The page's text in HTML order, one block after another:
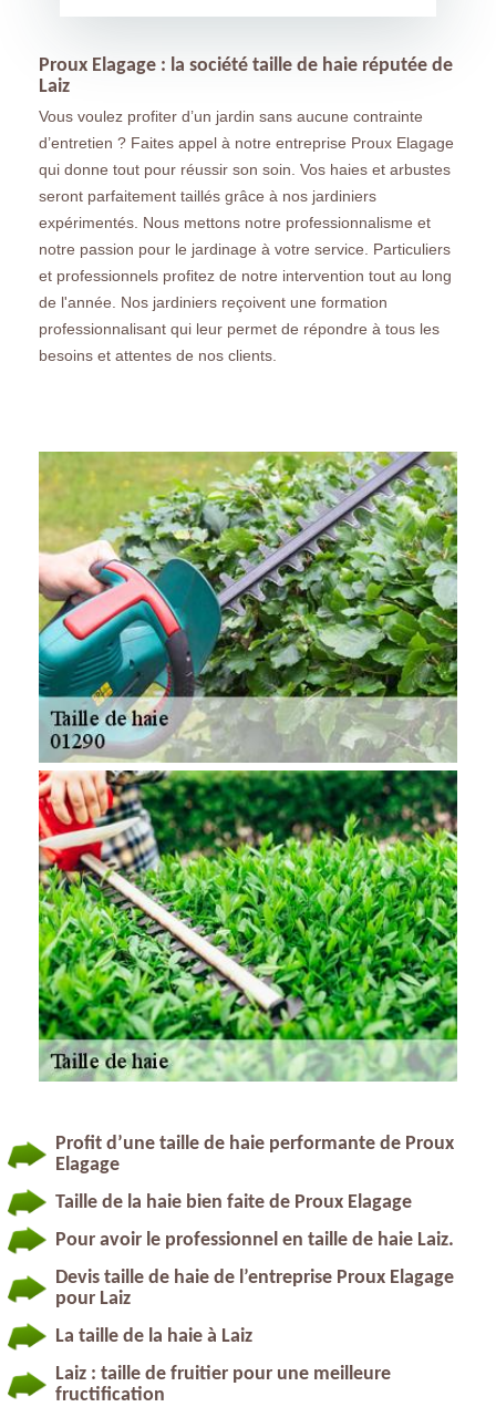
Proux Elagage : la société taille de haie réputée de
Laiz
Vous voulez profiter d’un jardin sans aucune contrainte
d’entretien ? Faites appel à notre entreprise Proux Elagage
qui donne tout pour réussir son soin. Vos haies et arbustes
seront parfaitement taillés grâce à nos jardiniers
expérimentés. Nous mettons notre professionnalisme et
notre passion pour le jardinage à votre service. Particuliers
et professionnels profitez de notre intervention tout au long
de l'année. Nos jardiniers reçoivent une formation
professionnalisant qui leur permet de répondre à tous les
besoins et attentes de nos clients.
Profit d’une taille de haie performante de Proux
Elagage
Taille de la haie bien faite de Proux Elagage
Pour avoir le professionnel en taille de haie Laiz.
Devis taille de haie de l’entreprise Proux Elagage
pour Laiz
La taille de la haie à Laiz
Laiz : taille de fruitier pour une meilleure
fructification